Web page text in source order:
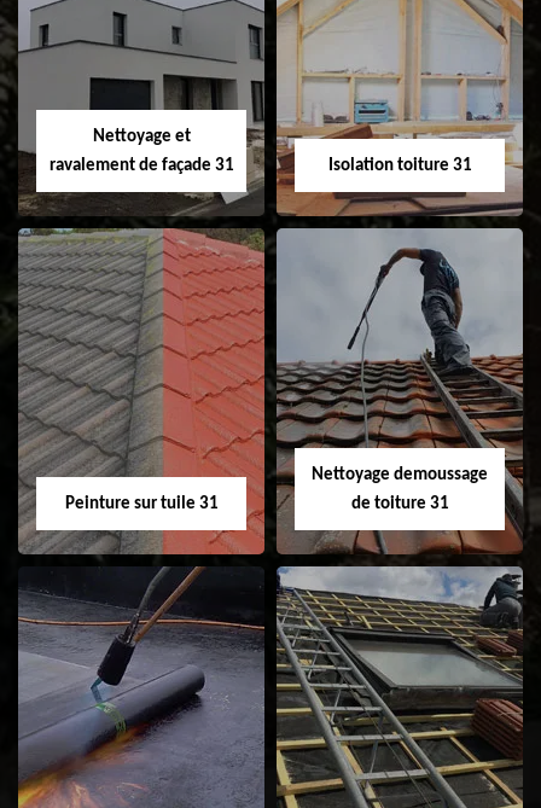
Pose et
changement de
fenêtre de toit et
Velux 31
Nettoyage et pose
Nettoyage et
ravalement de façade 31
Nettoyage et
ravalement de
façade 31
Isolation toiture 31
Isolation toiture 31
Peinture sur tuile 31
Peinture sur tuile
31
Nettoyage demoussage
de toiture 31
Nettoyage
demoussage de
toiture 31